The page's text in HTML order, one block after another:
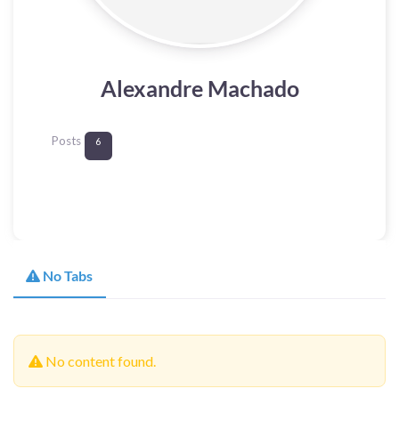
Alexandre Machado
Posts 6
No Tabs
No content found.